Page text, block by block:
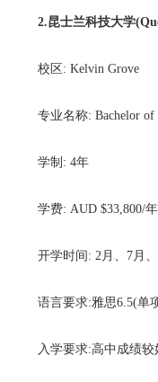
2.昆士兰科技大学
校区: Kelvin Grove
专业名称: Bachelor of
学制: 4年
学费: AUD $33,800/年
开学时间: 2月、7月、
语言要求:雅思6.5(单
入学要求:高中成绩